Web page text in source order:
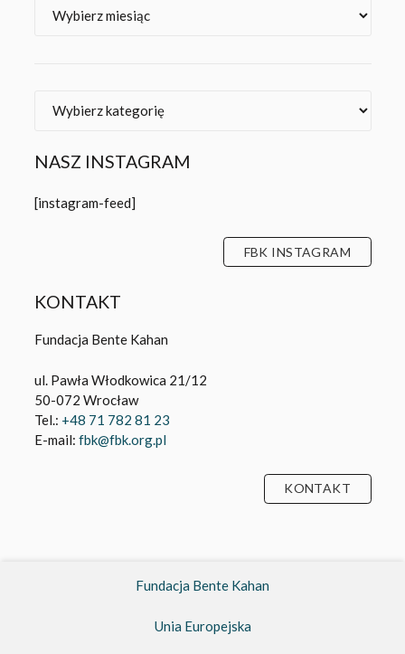
NASZ INSTAGRAM
[instagram-feed]
KONTAKT
Fundacja Bente Kahan
ul. Pawła Włodkowica 21/12
50-072 Wrocław
Tel.:
+48 71 782 81 23
E-mail: fbk@fbk.org.pl
KONTAKT
Fundacja Bente Kahan
Unia Europejska